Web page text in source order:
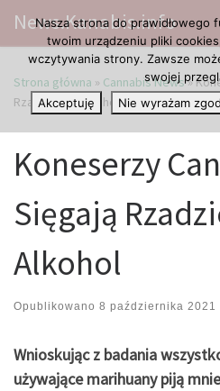
Przejdź do treści
News.Kanabis.info
Strona główna » Cannabis News »
Rzadziej po Alkohol
Koneserzy
Sięgają
Alkohol
Opublikowano 8 października 2021
Wnioskując z badania
używające marihuany piją
Nasza strona do prawidłowego
twoim urządzeniu pliki
wczytywania strony. Zawsze
swojej
Akceptuję
Nie wyrażam